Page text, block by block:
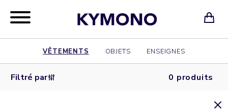
VÊTEMENTS OBJETS ENSEIGNES
Filtré par 0 produits